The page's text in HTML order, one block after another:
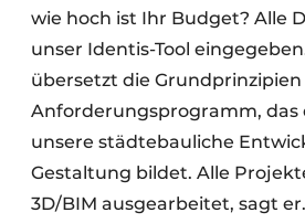
wie hoch ist Ihr Budget? Alle
unser Identis-Tool
übersetzt die Grundprinzipien
Anforderungsprogramm, das
unsere städtebauliche
Gestaltung bildet. Alle
3D/BIM ausgearbeitet, sagt